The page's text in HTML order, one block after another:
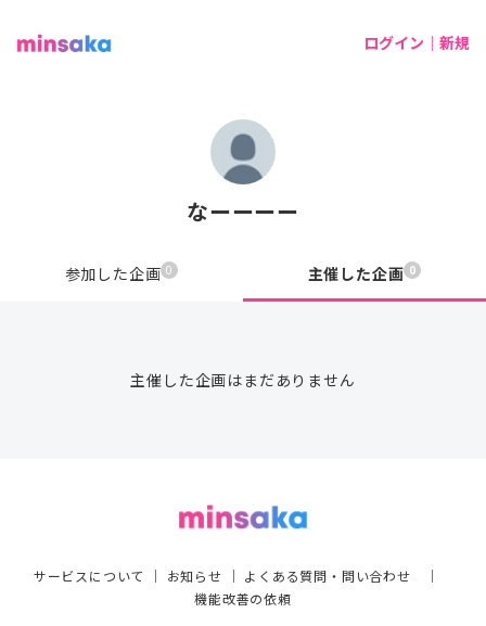
ログイン｜新規
なーーーー
参加した企画 0 主催した企画 0
主催した企画はまだありません
サービスについて ｜ お知らせ ｜ よくある質問・問い合わせ ｜
機能改善の依頼